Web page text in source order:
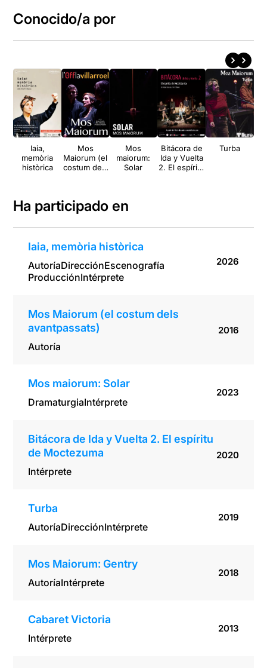
Conocido/a por
Iaia,
memòria
històrica
Mos
Maiorum (el
costum dels
Mos
maiorum:
Solar
Bitácora de
Ida y Vuelta
2. El espíritu
Turba
Ha participado en
Iaia, memòria històrica
AutoríaDirecciónEscenografía
ProducciónIntérprete
2026
Mos Maiorum (el costum dels
avantpassats)
Autoría
2016
Mos maiorum: Solar
DramaturgiaIntérprete
2023
Bitácora de Ida y Vuelta 2. El espíritu
de Moctezuma
Intérprete
2020
Turba
AutoríaDirecciónIntérprete
2019
Mos Maiorum: Gentry
AutoríaIntérprete
2018
Cabaret Victoria
Intérprete
2013